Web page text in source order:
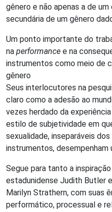
gênero e não apenas a de
secundária de um gênero
Um ponto importante do
na performance e na
instrumentos como meio de
gênero
Seus interlocutores na
claro como a adesão ao
vezes herdado da
estilo de subjetividade em
sexualidade, inseparáveis
instrumentos,
Segue para tanto a
estadunidense Judith Butler
Marilyn Strathern, com suas
performático, processual e